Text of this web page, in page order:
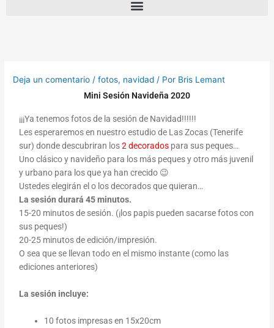
Deja un comentario /fotos, navidad / Por Bris Lemant
Mini Sesión Navideña 2020
¡¡¡Ya tenemos fotos de la sesión de Navidad!!!!!!
Les esperaremos en nuestro estudio de Las Zocas (Tenerife
sur) donde descubriran los2 decorados para sus peques…
Uno clásico y navideño para los más peques y otro más juvenil
y urbano para los que ya han crecido 😉
Ustedes elegirán el o los decorados que quieran…
La sesión durará 45 minutos.
15-20 minutos de sesión. (¡los papis pueden sacarse fotos con
sus peques!)
20-25 minutos de edición/impresión.
O sea que se llevan todo en el mismo instante (como las
ediciones anteriores)
La sesión incluye:
10 fotos impresas en 15x20cm